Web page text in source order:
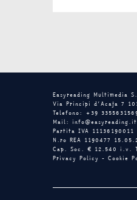
Easyreading Multimedia
Via Principi d’Acaja 7
Telefono: +39
Mail: info@easyreading.it
Partita IVA 11136190011
N.ro REA 1190477
Cap. Soc. € 12.540
Privacy Policy - Cookie